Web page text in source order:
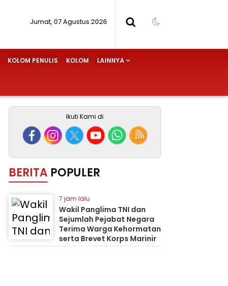
Jumat, 07 Agustus 2026
KOLOM PENULIS KOLOM LAINNYA
Ikuti Kami di
BERITA POPULER
7 jam lalu
Wakil Panglima TNI dan
Sejumlah Pejabat Negara
Terima Warga Kehormatan
serta Brevet Korps Marinir